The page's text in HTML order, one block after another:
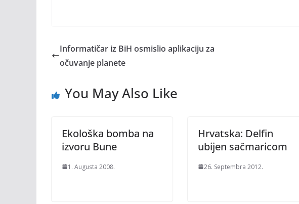
Informatičar iz BiH osmislio aplikaciju za
očuvanje planete
You May Also Like
Ekološka bomba na
izvoru Bune
1. Augusta 2008.
Hrvatska: Delfin
ubijen sačmaricom
26. Septembra 2012.